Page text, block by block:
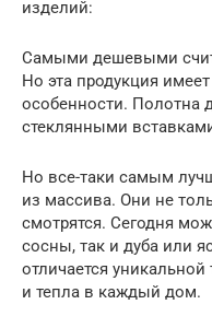
изделий:
Самыми дешевыми
Но эта продукция
особенности. Полотна
стеклянными
Но все-таки самым
из массива. Они не
смотрятся. Сегодня
сосны, так и дуба или
отличается уникальной
и тепла в каждый дом.